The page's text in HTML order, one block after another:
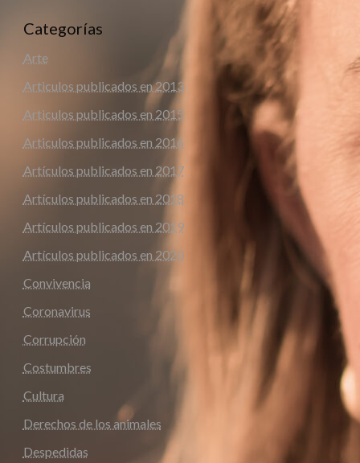
Categorías
Arte
Articulos publicados en 2013
Articulos publicados en 2015
Articulos publicados en 2016
Artículos publicados en 2017
Artículos publicados en 2018
Artículos publicados en 2019
Artículos publicados en 2020
Convivencia
Coronavirus
Corrupción
Costumbres
Cultura
Derechos de los animales
Despedidas